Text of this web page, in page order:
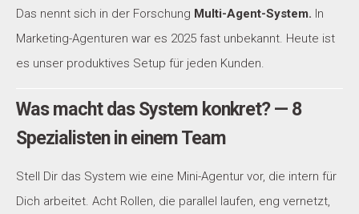
Das nennt sich in der Forschung Multi-Agent-System. In
Marketing-Agenturen war es 2025 fast unbekannt. Heute ist
es unser produktives Setup für jeden Kunden.
Was macht das System konkret? — 8
Spezialisten in einem Team
Stell Dir das System wie eine Mini-Agentur vor, die intern für
Dich arbeitet. Acht Rollen, die parallel laufen, eng vernetzt,